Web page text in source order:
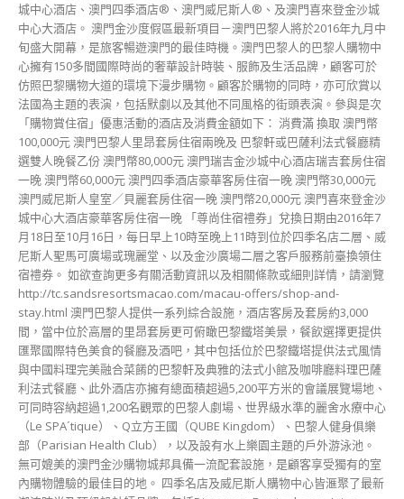
城中心酒店、澳門四季酒店®、澳門威尼斯人®、及澳門喜來登金沙城
中心大酒店。 澳門金沙度假區最新項目－澳門巴黎人將於2016年九月中
旬盛大開幕，是旅客暢遊澳門的最佳時機。澳門巴黎人的巴黎人購物中
心擁有150多間國際時尚的奢華設計時裝、服飾及生活品牌，顧客可於
仿照巴黎購物大道的環境下漫步購物。顧客於購物的同時，亦可欣賞以
法國為主題的表演，包括默劇以及其他不同風格的街頭表演。參與是次
「購物賞住宿」優惠活動的酒店及消費金額如下： 消費滿 換取 澳門幣
100,000元 澳門巴黎人里昂套房住宿兩晚及 巴黎軒或巴薩利法式餐廳精
選雙人晚餐乙份 澳門幣80,000元 澳門瑞吉金沙城中心酒店瑞吉套房住宿
一晚 澳門幣60,000元 澳門四季酒店豪華客房住宿一晚 澳門幣30,000元
澳門威尼斯人皇室／貝麗套房住宿一晚 澳門幣20,000元 澳門喜來登金沙
城中心大酒店豪華客房住宿一晚 「尊尚住宿禮券」兌換日期由2016年7
月18日至10月16日，每日早上10時至晚上11時到位於四季名店二層、威
尼斯人聖馬可廣場或瑰麗堂、以及金沙廣場二層之客戶服務前臺換領住
宿禮券。 如欲查詢更多有關活動資訊以及相關條款或細則詳情，請瀏覽
http://tc.sandsresortsmacao.com/macau-offers/shop-and-
stay.html 澳門巴黎人提供一系列綜合設施，酒店客房及套房約3,000
間，當中位於高層的里昂套房更可俯瞰巴黎鐵塔美景，餐飲選擇更提供
匯聚國際特色美食的餐廳及酒吧，其中包括位於巴黎鐵塔提供法式風情
與中國料理完美融合菜餚的巴黎軒及典雅的法式小館及咖啡廳料理巴薩
利法式餐廳、此外酒店亦擁有總面積超過5,200平方米的會議展覽場地、
可同時容納超過1,200名觀眾的巴黎人劇場、世界級水準的麗舍水療中心
（Le SPA´tique）、Q立方王國（QUBE Kingdom）、巴黎人健身俱樂
部（Parisian Health Club），以及設有水上樂園主題的戶外游泳池。
無可媲美的澳門金沙購物城邦具備一流配套設施，是顧客享受獨有的室
內購物體驗的最佳目的地。 四季名店及威尼斯人購物中心皆滙聚了最新